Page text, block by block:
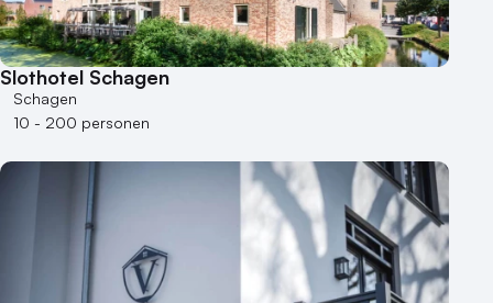
Slothotel Schagen
Schagen
10 - 200 personen